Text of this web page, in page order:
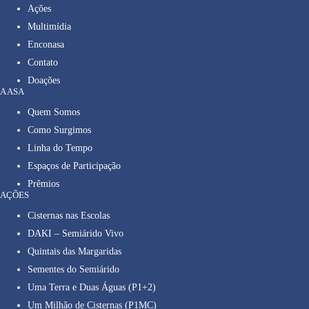
Ações
Multimídia
Enconasa
Contato
Doações
A ASA
Quem Somos
Como Surgimos
Linha do Tempo
Espaços de Participação
Prêmios
AÇÕES
Cisternas nas Escolas
DAKI – Semiárido Vivo
Quintais das Margaridas
Sementes do Semiárido
Uma Terra e Duas Águas (P1+2)
Um Milhão de Cisternas (P1MC)